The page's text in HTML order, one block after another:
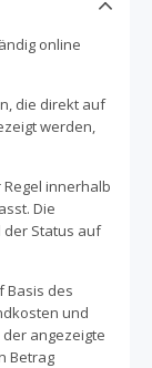
online
die direkt auf
werden,
innerhalb
Die
der Status auf
Basis des
und
angezeigte
Betrag